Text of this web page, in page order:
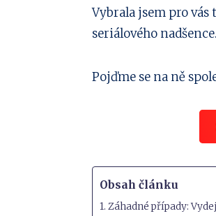
Twitter
Sdílejte
Pinterest
Sdílejte
Vybrala jsem pro
seriálového nadšence.
Pojďme se na ně
Obsah článku
1. Záhadné případy: